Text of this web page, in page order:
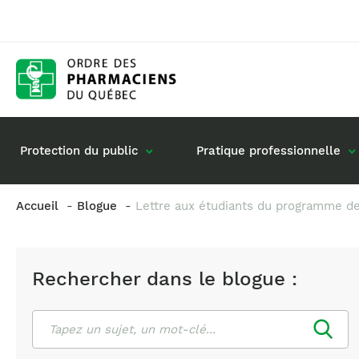
Protection du public
Vos questions :
Pratique professionnelle
Exercice en société
Commande de matériel
Accueil Blogue Lettre aux étudiants du programme
Rechercher dans le blogue :